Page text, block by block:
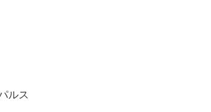
ルス